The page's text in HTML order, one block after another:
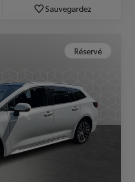
Sauvegardez
Réservé